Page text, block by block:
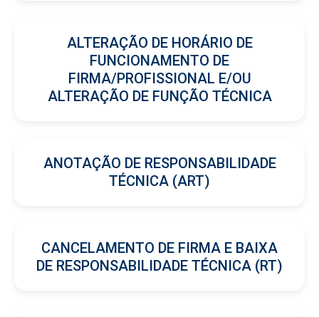
ALTERAÇÃO DE HORÁRIO DE
FUNCIONAMENTO DE
FIRMA/PROFISSIONAL E/OU
ALTERAÇÃO DE FUNÇÃO TÉCNICA
ANOTAÇÃO DE RESPONSABILIDADE
TÉCNICA (ART)
CANCELAMENTO DE FIRMA E BAIXA
DE RESPONSABILIDADE TÉCNICA (RT)